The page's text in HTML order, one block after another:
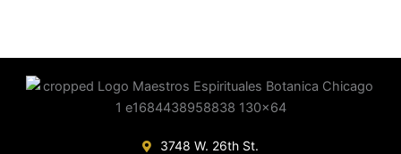
3748 W. 26th St.